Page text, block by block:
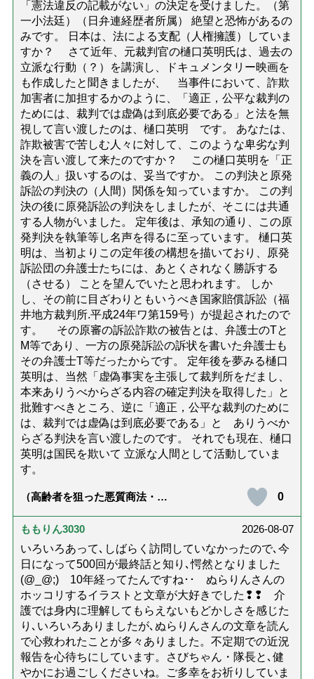
「憲法違反の記載がない」の決定を受けました。（第
一小法廷）（日弁連経歴者所属） 絶望と恐怖があるの
みです。 日本は、法による支配（人権擁護）していま
すか？ さて近年、元裁判官の樋口英明氏は、過去の
立派な行動（？）を講演し、ドキュメンタリー映画を
も作成したと聞きましたが、 当事件において、詐欺
加害者に加担するかのように、「適正，公平な裁判の
ためには、裁判では虚偽は到底必要である」と法を無
視して言い渡したのは、樋口英明 です。 あなたは、
詐欺被害で苦しむ人々に対して、このような卑劣な判
決を言い渡して来たのですか？ この樋口英明を「正
義の人」扱いするのは、妥当ですか。 この判決と原発
訴訟の判決の（人間）関係を知っていますか。 この判
決の後に原発訴訟の判決をしましたが、そこには共通
する人物がいました。 定年後は、承知の通り、この原
発判決を執筆等し名声を得るに至っています。 樋口英
明は、当初よりこの定年後の構想を描いており、原発
訴訟団の弁護士たちには、あとくされなく勝訴する
（させる） ことを望んでいたと思われます。 しか
し、その前に目ざわりともいうべき国家賠償訴訟（福
井地方裁判所.平成24年ワ第159号）が提起されたので
す。 その原審の訴訟詐欺の被告とは、弁護士のTと
M等であり、一方の原発訴訟の訴状を書いた弁護士も
その弁護士T等だったからです。 定年後を夢みる樋口
英明は、当然「虚偽事実を主張して裁判所をだまし、
本来ありうべからざる内容の確定判決を取得した」と
批難すべきところ、逆に「適正，公平な裁判のために
は、裁判では虚偽は到底必要である」と ありうべか
らざる判決を言い渡したのです。 それでも現在、樋口
英明は国民を欺いて 立派な人間として活動していま
す。
（高齢者を狙った悪質商法・訪
ないための4つの対策「騙されや
すい人の特徴は？」【社会福祉
0
ももりん3030
2026-08-07
いろいろあって､しばらく訪問していなかったので､今
日になって500回が最終話と知り､愕然となりました
(@_@;) 10年経ってたんですね･･ ぬらりんさんの
ホッコリするイラストと文章が大好きでした❢❢ 介
護では身内に理解してもらえないもどかしさを感じた
り､いろいろありましたが､ぬらりんさんの文章を読ん
で心救われたことが多々ありました。不定期での近況
報告を心待ちにしています。さびちゃん・隊長と､健
やかにお過ごしくださいね。ご多幸をお祈りしていま